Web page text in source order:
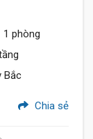
1 phòng
Bắc
Chia sẻ